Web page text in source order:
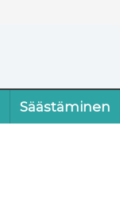
Säästäminen